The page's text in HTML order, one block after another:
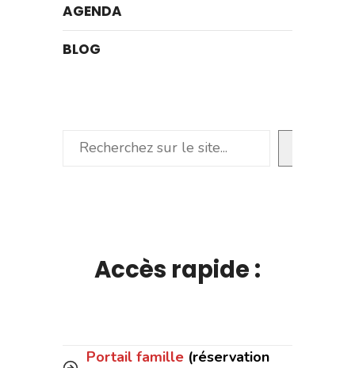
AGENDA
BLOG
Rechercher
Accès rapide :
Portail famille (réservation